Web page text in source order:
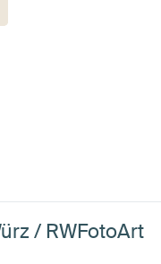
/ RWFotoArt